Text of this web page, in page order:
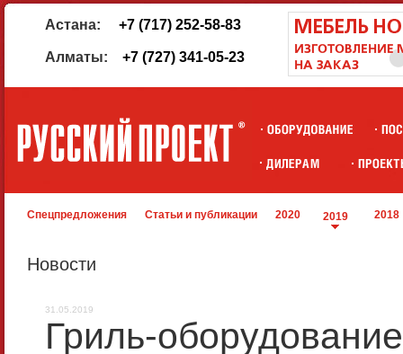
Астана: +7 (717) 252-58-83
Алматы: +7 (727) 341-05-23
Спецпредложения Статьи и публикации 2020 2019 2018
Новости
31.05.2019
Гриль-